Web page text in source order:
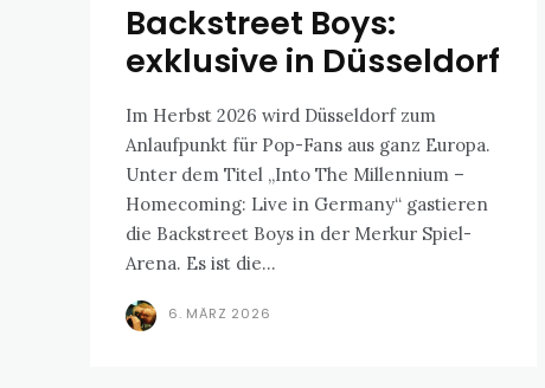
Backstreet Boys:
exklusive in Düsseldorf
Im Herbst 2026 wird Düsseldorf zum
Anlaufpunkt für Pop-Fans aus ganz Europa.
Unter dem Titel „Into The Millennium –
Homecoming: Live in Germany“ gastieren
die Backstreet Boys in der Merkur Spiel-
Arena. Es ist die...
6. MÄRZ 2026